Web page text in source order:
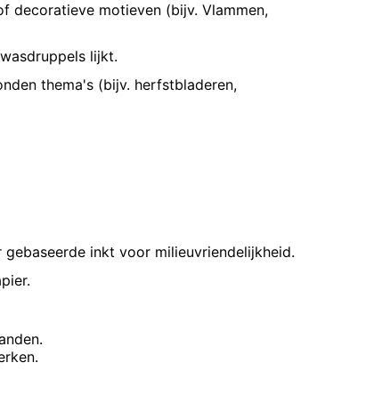
decoratieve motieven (bijv. Vlammen,
lijkt.
thema's (bijv. herfstbladeren,
inkt voor milieuvriendelijkheid.